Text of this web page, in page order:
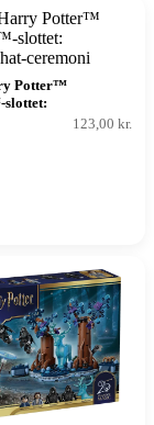
Potter™
ceremoni123,00 kr.